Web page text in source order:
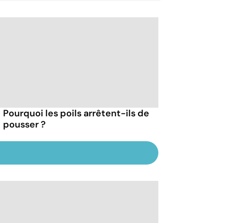
Pourquoi les poils arrêtent-ils de
pousser ?